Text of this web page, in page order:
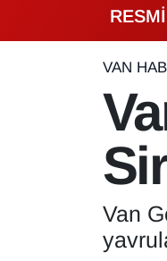
VAN
Van
BİLİM VE
Biyografi
Bölge Haberleri
Deprem
Dernekler,
Van Namaz
Van Trafik
Süper Lig
Tüm Manşetler
Son Dakika
Haber Arşivi